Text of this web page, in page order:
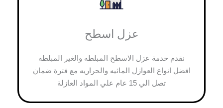
عزل اسطح
نقدم خدمة عزل الاسطح المبلطه والغير المبلطه
افضل انواع العوازل المائيه والحراريه مع فترة ضمان
تصل الي 15 عام علي المواد العازلة